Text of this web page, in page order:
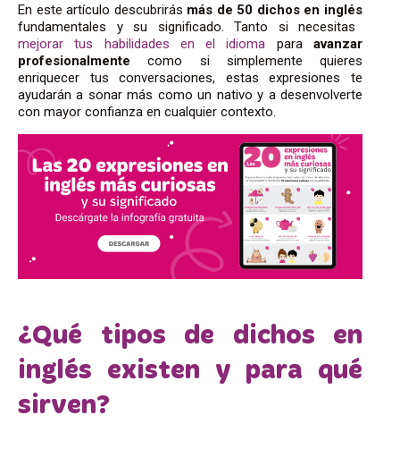
En este artículo descubrirás más de 50 dichos en inglés
fundamentales y su significado. Tanto si necesitas
mejorar tus habilidades en el idioma paraavanzar
profesionalmente como si simplemente quieres
enriquecer tus conversaciones, estas expresiones te
ayudarán a sonar más como un nativo y a desenvolverte
con mayor confianza en cualquier contexto.
¿Qué tipos de dichos en
inglés existen y para qué
sirven?